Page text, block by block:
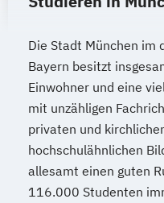
Water Technology
Wirtschaftsrecht
Die Stadt München im
Bayern besitzt
Einwohner und eine
mit unzähligen
privaten und
hochschulähnlichen
allesamt einen guten
116.000 Studenten